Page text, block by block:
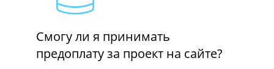
Смогу ли я принимать
предоплату за проект на сайте?